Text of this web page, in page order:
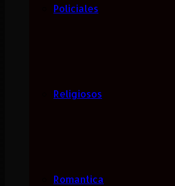
Policiales
Religiosos
Romantica